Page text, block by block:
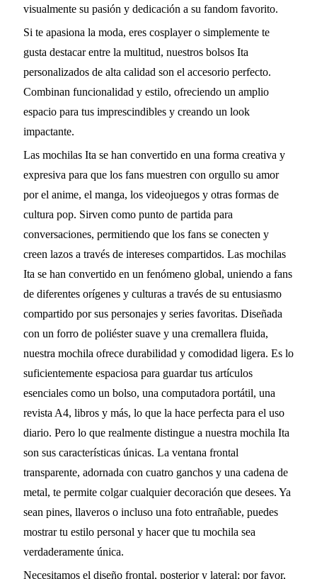
visualmente su pasión y dedicación a su fandom favorito.
Si te apasiona la moda, eres cosplayer o simplemente te
gusta destacar entre la multitud, nuestros bolsos Ita
personalizados de alta calidad son el accesorio perfecto.
Combinan funcionalidad y estilo, ofreciendo un amplio
espacio para tus imprescindibles y creando un look
impactante.
Las mochilas Ita se han convertido en una forma creativa y
expresiva para que los fans muestren con orgullo su amor
por el anime, el manga, los videojuegos y otras formas de
cultura pop. Sirven como punto de partida para
conversaciones, permitiendo que los fans se conecten y
creen lazos a través de intereses compartidos. Las mochilas
Ita se han convertido en un fenómeno global, uniendo a fans
de diferentes orígenes y culturas a través de su entusiasmo
compartido por sus personajes y series favoritas. Diseñada
con un forro de poliéster suave y una cremallera fluida,
nuestra mochila ofrece durabilidad y comodidad ligera. Es lo
suficientemente espaciosa para guardar tus artículos
esenciales como un bolso, una computadora portátil, una
revista A4, libros y más, lo que la hace perfecta para el uso
diario. Pero lo que realmente distingue a nuestra mochila Ita
son sus características únicas. La ventana frontal
transparente, adornada con cuatro ganchos y una cadena de
metal, te permite colgar cualquier decoración que desees. Ya
sean pines, llaveros o incluso una foto entrañable, puedes
mostrar tu estilo personal y hacer que tu mochila sea
verdaderamente única.
Necesitamos el diseño frontal, posterior y lateral; por favor,